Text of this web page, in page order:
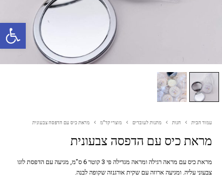
פתח סרגל נגישות
עמוד הבית חנות מתנות לעובדים מוצרי קד"מ מראת כיס עם הדפסה צבעונית
מראת כיס עם הדפסה צבעונית
מראת כיס עם מראה רגילה ומראה מגדילה פי 3 קוטר 6 ס”מ, מגיעה עם הדפסת לוגו
צבעוני עליה. ומגיעה ארוזה עם שקית אורגנזה שקופה לבנה.